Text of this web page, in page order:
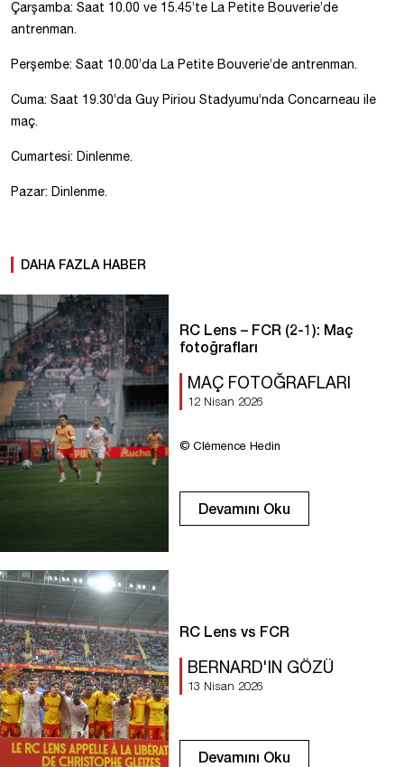
Çarşamba: Saat 10.00 ve 15.45’te La Petite Bouverie’de
antrenman.
Perşembe: Saat 10.00’da La Petite Bouverie’de antrenman.
Cuma: Saat 19.30’da Guy Piriou Stadyumu’nda Concarneau ile
maç.
Cumartesi: Dinlenme.
Pazar: Dinlenme.
DAHA FAZLA HABER
RC Lens – FCR (2-1): Maç
fotoğrafları
MAÇ FOTOĞRAFLARI
12 Nisan 2026
© Clémence Hedin
Devamını Oku
RC Lens vs FCR
BERNARD'IN GÖZÜ
13 Nisan 2026
Devamını Oku